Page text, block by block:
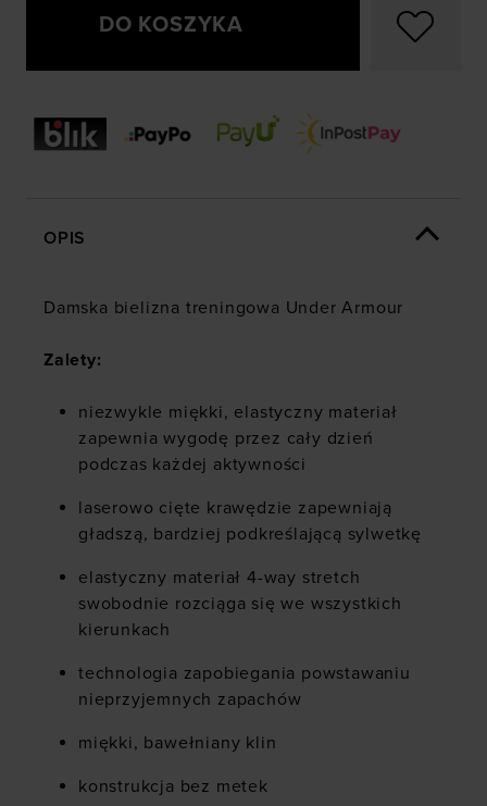
DO KOSZYKA
OPIS
Damska bielizna treningowa Under Armour
Zalety:
niezwykle miękki, elastyczny materiał
zapewnia wygodę przez cały dzień
podczas każdej aktywności
laserowo cięte krawędzie zapewniają
gładszą, bardziej podkreślającą sylwetkę
elastyczny materiał 4-way stretch
swobodnie rozciąga się we wszystkich
kierunkach
technologia zapobiegania powstawaniu
nieprzyjemnych zapachów
miękki, bawełniany klin
konstrukcja bez metek